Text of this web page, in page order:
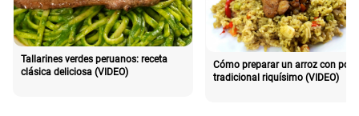
Tallarines verdes peruanos: receta
clásica deliciosa (VIDEO)
Cómo preparar un arroz con pollo
tradicional riquísimo (VIDEO)